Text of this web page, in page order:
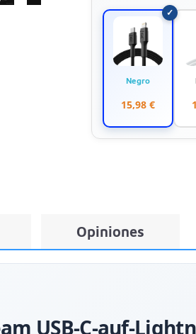
Negro
15,98 €
Opiniones
USB-C-auf-